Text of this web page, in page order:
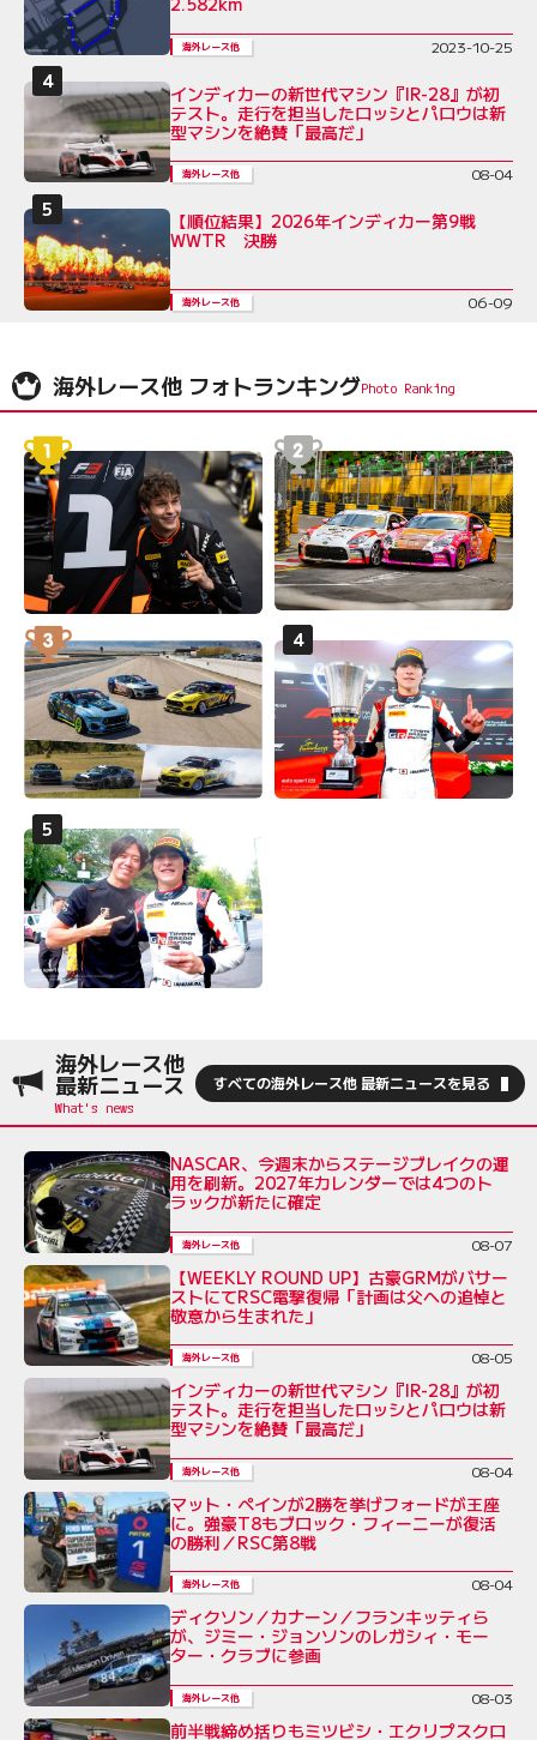
海外レース他 2023-10-25
インディカーの新世代マシン『IR-28』が初
テスト。走行を担当したロッシとパロウは新
型マシンを絶賛「最高だ」
海外レース他 08-04
【順位結果】2026年インディカー第9戦
WWTR 決勝
海外レース他 06-09
海外レース他 フォトランキング
海外レース他
最新ニュース すべての海外レース他 最新ニュースを見る
NASCAR、今週末からステージブレイクの運
用を刷新。2027年カレンダーでは4つのト
ラックが新たに確定
海外レース他 08-07
【WEEKLY ROUND UP】古豪GRMがバサー
ストにてRSC電撃復帰「計画は父への追悼と
敬意から生まれた」
海外レース他 08-05
インディカーの新世代マシン『IR-28』が初
テスト。走行を担当したロッシとパロウは新
型マシンを絶賛「最高だ」
海外レース他 08-04
マット・ペインが2勝を挙げフォードが王座
に。強豪T8もブロック・フィーニーが復活
の勝利／RSC第8戦
海外レース他 08-04
ディクソン／カナーン／フランキッティら
が、ジミー・ジョンソンのレガシィ・モー
ター・クラブに参画
海外レース他 08-03
前半戦締め括りもミツビシ・エクリプスクロ